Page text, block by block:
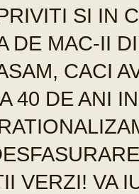
SI IN
DE MAC-II
CACI
40 DE ANI
VERZI! VA